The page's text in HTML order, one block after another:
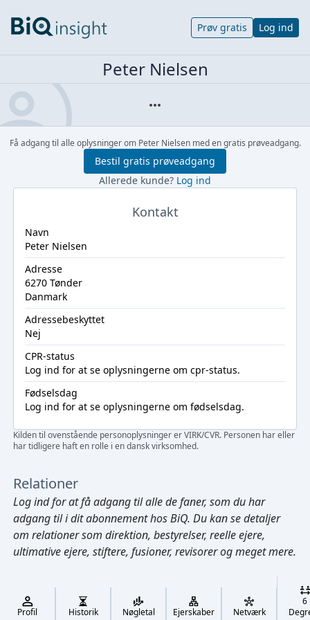
Cmd/Ctrl + K
Prøv gratis Log ind
Peter Nielsen
Få adgang til alle oplysninger om Peter Nielsen med en gratis prøveadgang.
Bestil gratis prøveadgang
Allerede kunde? Log ind
Kontakt
Navn
Peter Nielsen
Adresse
6270 Tønder
Danmark
Adressebeskyttet
Nej
CPR-status
Log ind for at se oplysningerne om cpr-status.
Fødselsdag
Log ind for at se oplysningerne om fødselsdag.
Kilden til ovenstående personoplysninger er VIRK/CVR. Personen har eller
har tidligere haft en rolle i en dansk virksomhed.
Relationer
Log indfor at få adgang til alle de faner, som du har
adgang til i dit abonnement hos BiQ. Du kan se detaljer
om relationer som direktion, bestyrelser, reelle ejere,
ultimative ejere, stiftere, fusioner, revisorer og meget mere.
Profil Historik Nøgletal Ejerskaber Netværk
6